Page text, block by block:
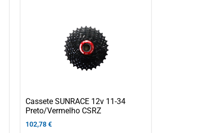
Cassete SUNRACE 12v 11-34
Preto/Vermelho CSRZ
102,78€